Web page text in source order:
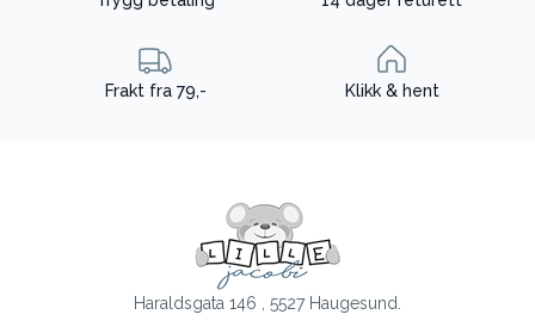
Frakt fra 79,- Klikk & hent
Haraldsgata 146 , 5527 Haugesund.